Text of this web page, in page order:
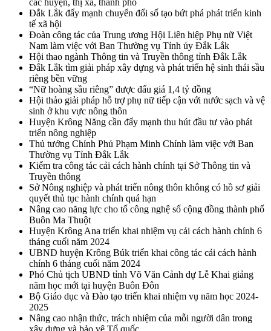
các huyện, thị xã, thành phố
Đắk Lắk đẩy mạnh chuyển đổi số tạo bứt phá phát triển kinh
tế xã hội
Đoàn công tác của Trung ương Hội Liên hiệp Phụ nữ Việt
Nam làm việc với Ban Thường vụ Tỉnh ủy Đắk Lắk
Hội thao ngành Thông tin và Truyền thông tỉnh Đắk Lắk
Đắk Lắk tìm giải pháp xây dựng và phát triển hệ sinh thái sầu
riêng bền vững
“Nữ hoàng sầu riêng” được đấu giá 1,4 tỷ đồng
Hội thảo giải pháp hỗ trợ phụ nữ tiếp cận với nước sạch và vệ
sinh ở khu vực nông thôn
Huyện Krông Năng cần đẩy mạnh thu hút đầu tư vào phát
triển nông nghiệp
Thủ tướng Chính Phủ Phạm Minh Chính làm việc với Ban
Thường vụ Tỉnh Đắk Lắk
Kiểm tra công tác cải cách hành chính tại Sở Thông tin và
Truyền thông
Sở Nông nghiệp và phát triển nông thôn không có hồ sơ giải
quyết thủ tục hành chính quá hạn
Nâng cao năng lực cho tổ công nghệ số cộng đồng thành phố
Buôn Ma Thuột
Huyện Krông Ana triển khai nhiệm vụ cải cách hành chính 6
tháng cuối năm 2024
UBND huyện Krông Búk triển khai công tác cải cách hành
chính 6 tháng cuối năm 2024
Phó Chủ tịch UBND tỉnh Võ Văn Cảnh dự Lễ Khai giảng
năm học mới tại huyện Buôn Đôn
Bộ Giáo dục và Đào tạo triển khai nhiệm vụ năm học 2024-
2025
Nâng cao nhận thức, trách nhiệm của mỗi người dân trong